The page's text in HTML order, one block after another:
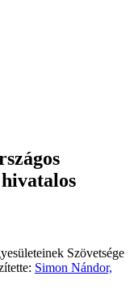
Szövetsége
Simon Nándor,